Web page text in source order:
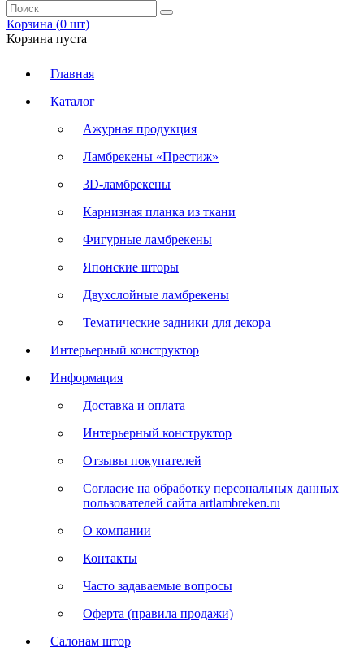
Корзина (0 шт)
Корзина пуста
Главная
Каталог
Ажурная продукция
Ламбрекены «Престиж»
3D-ламбрекены
Карнизная планка из ткани
Фигурные ламбрекены
Японские шторы
Двухслойные ламбрекены
Тематические задники для декора
Интерьерный конструктор
Информация
Доставка и оплата
Интерьерный конструктор
Отзывы покупателей
Согласие на обработку персональных данных
пользователей сайта artlambreken.ru
О компании
Контакты
Часто задаваемые вопросы
Оферта (правила продажи)
Салонам штор